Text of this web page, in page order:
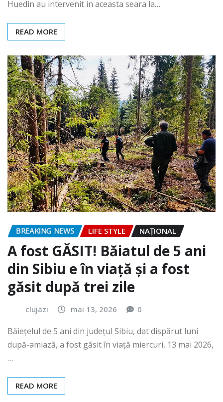
Huedin au intervenit in aceasta seara la…
READ MORE
BREAKING NEWS LIFE STYLE NAŢIONAL
A fost GĂSIT! Băiatul de 5 ani
din Sibiu e în viață și a fost
găsit după trei zile
clujazi mai 13, 2026 0
Băiețelul de 5 ani din județul Sibiu, dat dispărut luni
după-amiază, a fost găsit în viață miercuri, 13 mai 2026,
…
READ MORE